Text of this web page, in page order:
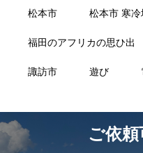
松本市 松本市 寒冷
福田のアフリカの思ひ出
諏訪市 遊び
ご依